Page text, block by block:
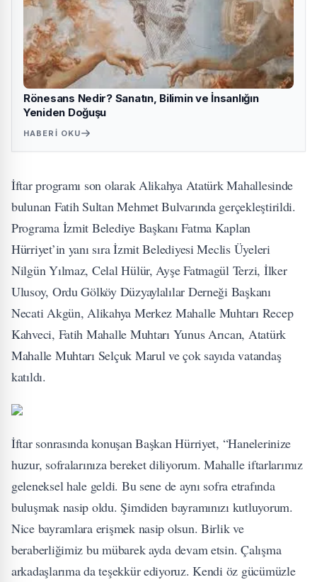
Rönesans Nedir? Sanatın, Bilimin ve İnsanlığın
Yeniden Doğuşu
HABERI OKU
İftar programı son olarak Alikahya Atatürk Mahallesinde
bulunan Fatih Sultan Mehmet Bulvarında gerçekleştirildi.
Programa İzmit Belediye Başkanı Fatma Kaplan
Hürriyet’in yanı sıra İzmit Belediyesi Meclis Üyeleri
Nilgün Yılmaz, Celal Hülür, Ayşe Fatmagül Terzi, İlker
Ulusoy, Ordu Gölköy Düzyaylalılar Derneği Başkanı
Necati Akgün, Alikahya Merkez Mahalle Muhtarı Recep
Kahveci, Fatih Mahalle Muhtarı Yunus Arıcan, Atatürk
Mahalle Muhtarı Selçuk Marul ve çok sayıda vatandaş
katıldı.
İftar sonrasında konuşan Başkan Hürriyet, “Hanelerinize
huzur, sofralarınıza bereket diliyorum. Mahalle iftarlarımız
geleneksel hale geldi. Bu sene de aynı sofra etrafında
buluşmak nasip oldu. Şimdiden bayramınızı kutluyorum.
Nice bayramlara erişmek nasip olsun. Birlik ve
beraberliğimiz bu mübarek ayda devam etsin. Çalışma
arkadaşlarıma da teşekkür ediyoruz. Kendi öz gücümüzle